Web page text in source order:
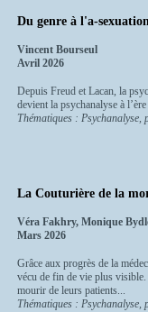
Du genre à l'a-
Vincent Bourseul
Avril 2026
Depuis Freud et Lacan, la
devient la psychanalyse à
Thématiques : Psychanalyse,
La Couturière de la
Véra Fakhry, Monique
Mars 2026
Grâce aux progrès de la
vécu de fin de vie plus
mourir de leurs patients...
Thématiques : Psychanalyse,